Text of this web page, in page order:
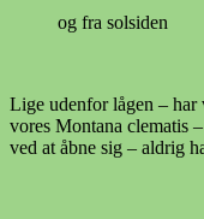
og fra solsiden
Lige udenfor lågen – har
vores Montana clematis
ved at åbne sig – aldrig